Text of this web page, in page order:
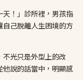
天！」診所裡，男孩指
己脫離人生困境的方
光只是外型上的改
說的話當中，明顯感